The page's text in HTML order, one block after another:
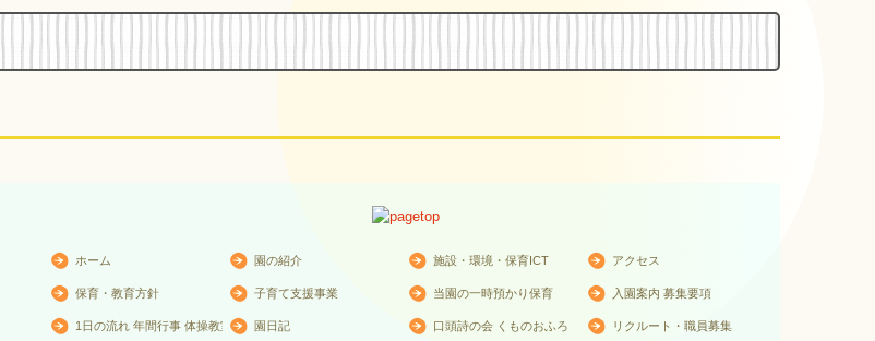
ホーム 園の紹介 施設・環境・保育ICT アクセス
保育・教育方針 子育て支援事業 当園の一時預かり保育 入園案内 募集要項
1日の流れ 年間行事 体操教室 園日記 口頭詩の会 くものおふろ リクルート・職員募集